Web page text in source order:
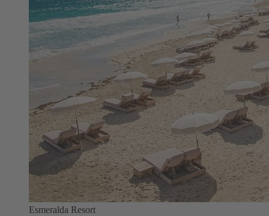
Esmeralda Resort